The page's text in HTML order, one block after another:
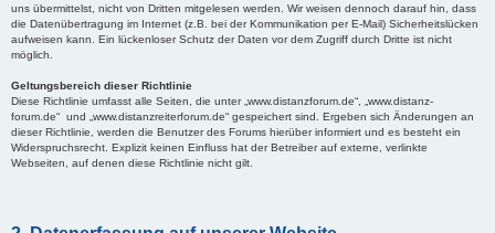
uns übermittelst, nicht von Dritten mitgelesen werden. Wir weisen dennoch darauf hin, dass
die Datenübertragung im Internet (z.B. bei der Kommunikation per E-Mail) Sicherheitslücken
aufweisen kann. Ein lückenloser Schutz der Daten vor dem Zugriff durch Dritte ist nicht
möglich.
Geltungsbereich dieser Richtlinie
Diese Richtlinie umfasst alle Seiten, die unter „www.distanzforum.de“, „www.distanz-
forum.de“ und „www.distanzreiterforum.de“ gespeichert sind. Ergeben sich Änderungen an
dieser Richtlinie, werden die Benutzer des Forums hierüber informiert und es besteht ein
Widerspruchsrecht. Explizit keinen Einfluss hat der Betreiber auf externe, verlinkte
Webseiten, auf denen diese Richtlinie nicht gilt.